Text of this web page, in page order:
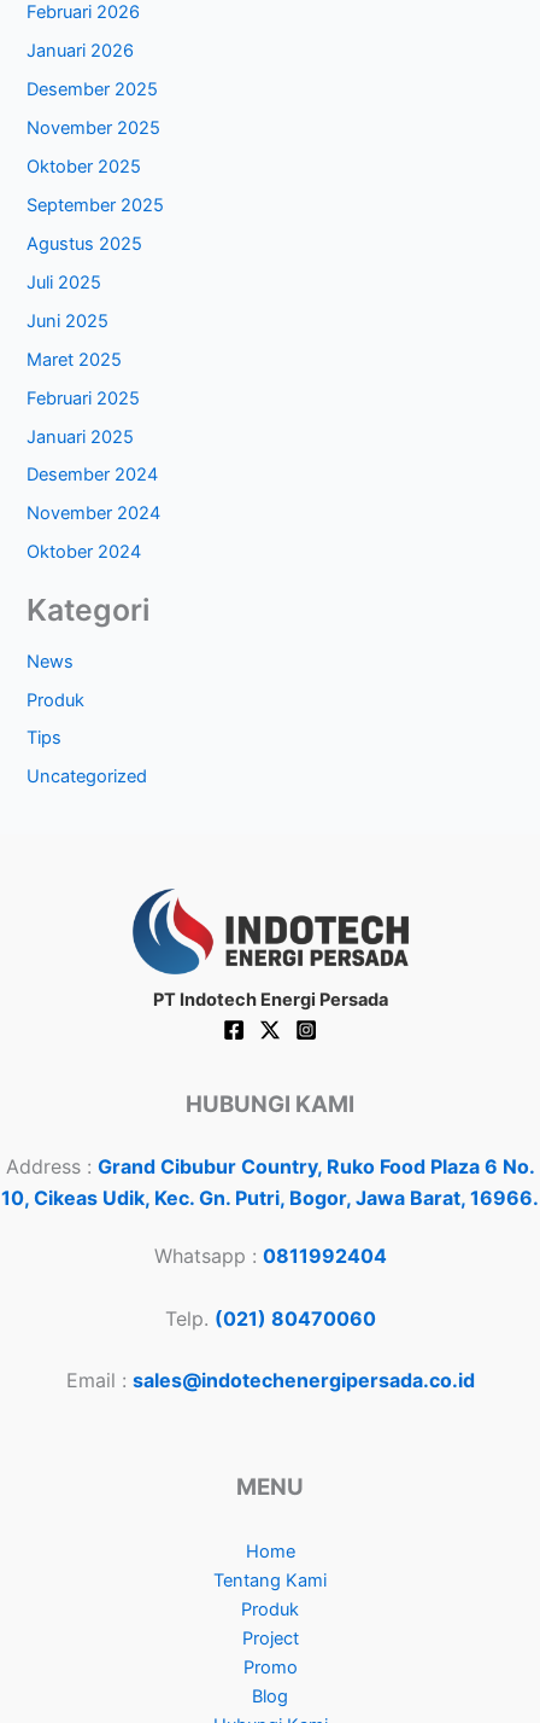
Februari 2026
Januari 2026
Desember 2025
November 2025
Oktober 2025
September 2025
Agustus 2025
Juli 2025
Juni 2025
Maret 2025
Februari 2025
Januari 2025
Desember 2024
November 2024
Oktober 2024
Kategori
News
Produk
Tips
Uncategorized
PT Indotech Energi Persada
HUBUNGI KAMI
Address : Grand Cibubur Country, Ruko Food Plaza 6 No.
10, Cikeas Udik, Kec. Gn. Putri, Bogor, Jawa Barat, 16966.
Whatsapp : 0811992404
Telp. (021) 80470060
Email : sales@indotechenergipersada.co.id
MENU
Home
Tentang Kami
Produk
Project
Promo
Blog